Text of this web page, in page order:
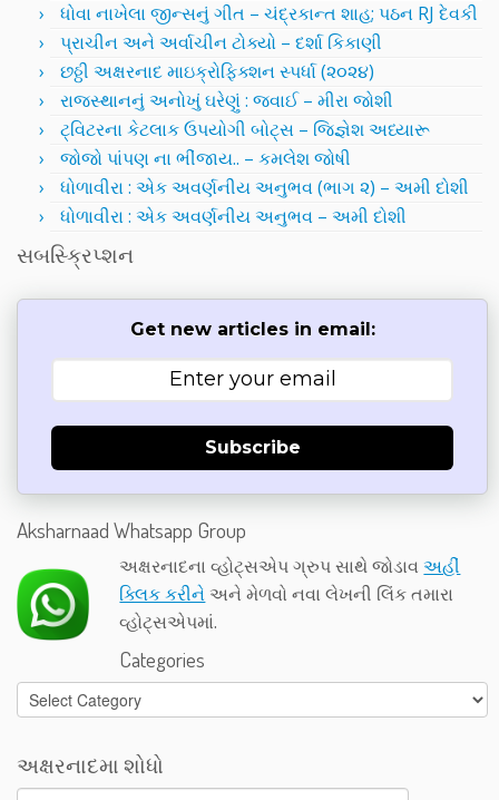
ધોવા નાખેલા જીન્સનું ગીત – ચંદ્રકાન્ત શાહ; પઠન RJ દેવકી
પ્રાચીન અને અર્વાચીન ટોક્યો – દર્શા કિકાણી
છઠ્ઠી અક્ષરનાદ માઇક્રોફિક્શન સ્પર્ધા (૨૦૨૪)
રાજસ્થાનનું અનોખું ઘરેણું : જવાઈ – મીરા જોશી
ટ્વિટરના કેટલાક ઉપયોગી બોટ્સ – જિજ્ઞેશ અધ્યારૂ
જોજો પાંપણ ના ભીંજાય.. – કમલેશ જોષી
ધોળાવીરા : એક અવર્ણનીય અનુભવ (ભાગ ૨) – અમી દોશી
ધોળાવીરા : એક અવર્ણનીય અનુભવ – અમી દોશી
સબસ્ક્રિપ્શન
Get new articles in email:
Subscribe
Aksharnaad Whatsapp Group
અક્ષરનાદના વ્હોટ્સએપ ગ્રુપ સાથે જોડાવઅહીં
ક્લિક કરીને અને મેળવો નવા લેખની લિંક તમારા
વ્હોટ્સએપમાં.
Categories
Categories
અક્ષરનાદમા શોધો